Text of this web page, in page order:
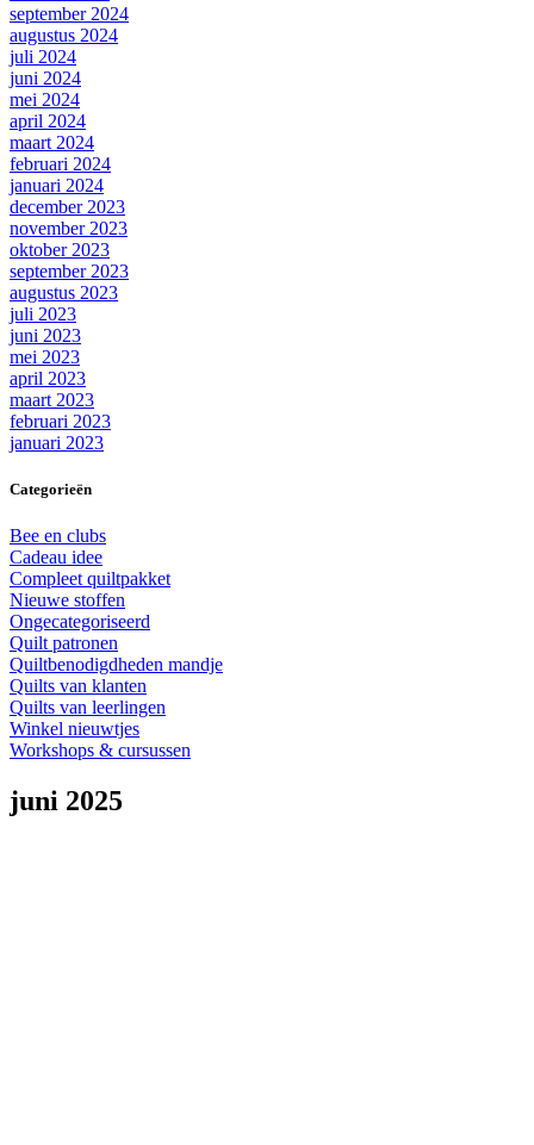
september 2024
augustus 2024
juli 2024
juni 2024
mei 2024
april 2024
maart 2024
februari 2024
januari 2024
december 2023
november 2023
oktober 2023
september 2023
augustus 2023
juli 2023
juni 2023
mei 2023
april 2023
maart 2023
februari 2023
januari 2023
Categorieën
Bee en clubs
Cadeau idee
Compleet quiltpakket
Nieuwe stoffen
Ongecategoriseerd
Quilt patronen
Quiltbenodigdheden mandje
Quilts van klanten
Quilts van leerlingen
Winkel nieuwtjes
Workshops & cursussen
juni 2025